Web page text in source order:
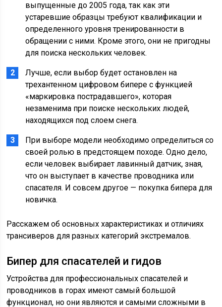
выпущенные до 2005 года, так как эти
устаревшие образцы требуют квалификации и
определенного уровня тренированности в
обращении с ними. Кроме этого, они не пригодны
для поиска нескольких человек.
Лучше, если выбор будет остановлен на
трехантенном цифровом бипере с функцией
«маркировка пострадавшего», которая
незаменима при поиске нескольких людей,
находящихся под слоем снега.
При выборе модели необходимо определиться со
своей ролью в предстоящем походе. Одно дело,
если человек выбирает лавинный датчик, зная,
что он выступает в качестве проводника или
спасателя. И совсем другое — покупка бипера для
новичка.
Расскажем об основных характеристиках и отличиях
трансиверов для разных категорий экстремалов.
Бипер для спасателей и гидов
Устройства для профессиональных спасателей и
проводников в горах имеют самый большой
функционал, но они являются и самыми сложными в